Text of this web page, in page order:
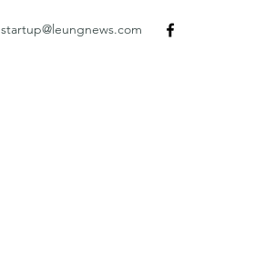
startup@leungnews.com